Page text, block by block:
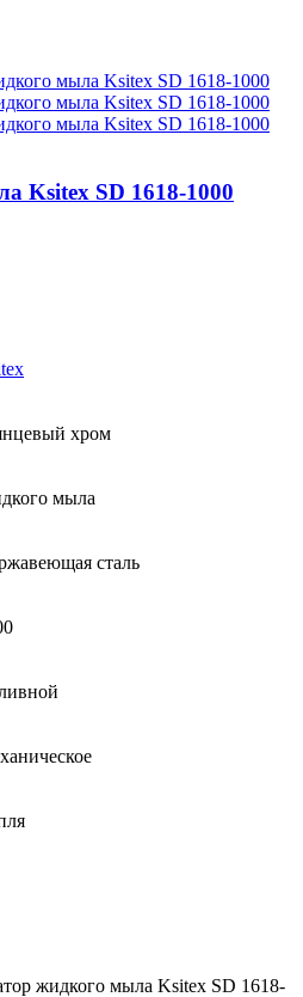
Ksitex SD 1618-1000
хром
мыла
сталь
жидкого мыла Ksitex SD 1618-